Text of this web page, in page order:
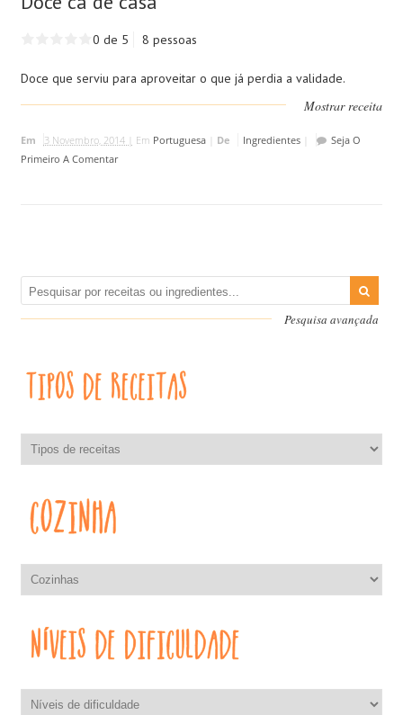
0 de 5 8 pessoas
Doce que serviu para aproveitar o que já perdia a validade.
Mostrar receita
Em 3 Novembro, 2014 | Em Portuguesa| De Ingredientes|
Seja O
Primeiro A Comentar
Pesquisa avançada